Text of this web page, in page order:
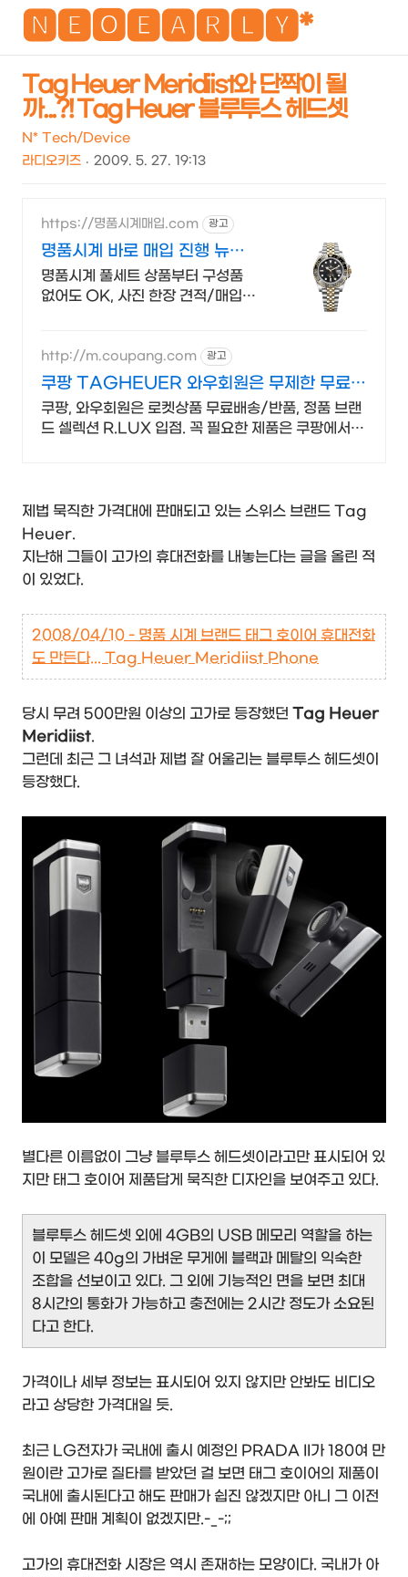
🅽🅴🅾🅴🅰🆁🅻🆈*
검
Tag Heuer Meridiist와 단짝이 될
까...?! Tag Heuer 블루투스 헤드셋
N* Tech/Device
라디오키즈
2009. 5. 27. 19:13
https://명품시계매입.com 광고
명품시계 바로 매입 진행 뉴욕
워치는 최고가 즉시 매입
명품시계 풀세트 상품부터 구성품
없어도 OK, 사진 한장 견적/매입
매입가능
http://m.coupang.com 광고
쿠팡 TAGHEUER 와우회원은 무제한 무료배
송
쿠팡, 와우회원은 로켓상품 무료배송/반품, 정품 브랜
드 셀렉션 R.LUX 입점. 꼭 필요한 제품은 쿠팡에서
제법 묵직한 가격대에 판매되고 있는 스위스 브랜드 Tag
Heuer.
지난해 그들이 고가의 휴대전화를 내놓는다는 글을 올린 적
이 있었다.
2008/04/10 - 명품 시계 브랜드 태그 호이어 휴대전화
도 만든다... Tag Heuer Meridiist Phone
당시 무려 500만원 이상의 고가로 등장했던 Tag Heuer
Meridiist.
그런데 최근 그 녀석과 제법 잘 어울리는 블루투스 헤드셋이
등장했다.
별다른 이름없이 그냥 블루투스 헤드셋이라고만 표시되어 있
지만 태그 호이어 제품답게 묵직한 디자인을 보여주고 있다.
블루투스 헤드셋 외에 4GB의 USB 메모리 역할을 하는
이 모델은 40g의 가벼운 무게에 블랙과 메탈의 익숙한
조합을 선보이고 있다. 그 외에 기능적인 면을 보면 최대
8시간의 통화가 가능하고 충전에는 2시간 정도가 소요된
다고 한다.
가격이나 세부 정보는 표시되어 있지 않지만 안봐도 비디오
라고 상당한 가격대일 듯.
최근 LG전자가 국내에 출시 예정인 PRADA II가 180여 만
원이란 고가로 질타를 받았던 걸 보면 태그 호이어의 제품이
국내에 출시된다고 해도 판매가 쉽진 않겠지만 아니 그 이전
에 아예 판매 계획이 없겠지만.-_-;;
고가의 휴대전화 시장은 역시 존재하는 모양이다. 국내가 아